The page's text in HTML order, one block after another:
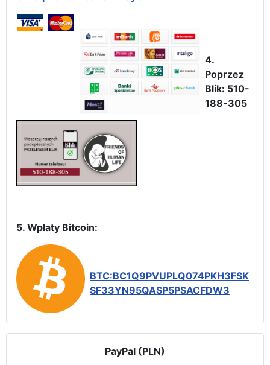
4.
Poprzez
Blik: 510-
188-305
5. Wpłaty Bitcoin:
BTC:BC1Q9PVUPLQ074PKH3FSK
SF33YN95QASP5PSACFDW3
PayPal (PLN)